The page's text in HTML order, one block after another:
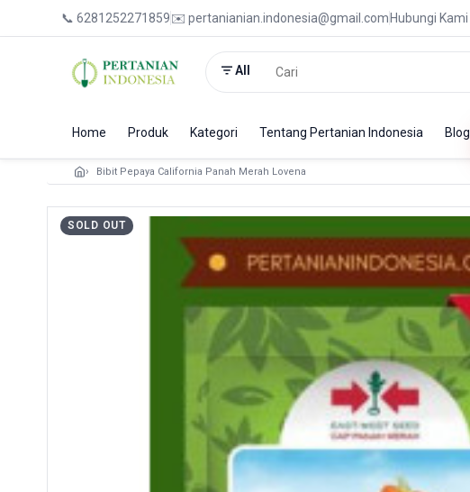
📞 6281252271859✉️ pertanianian.indonesia@gmail.com Hubungi Kami
All
Home Produk Kategori Tentang Pertanian Indonesia Blog
Bibit Pepaya California Panah Merah Lovena
SOLD OUT